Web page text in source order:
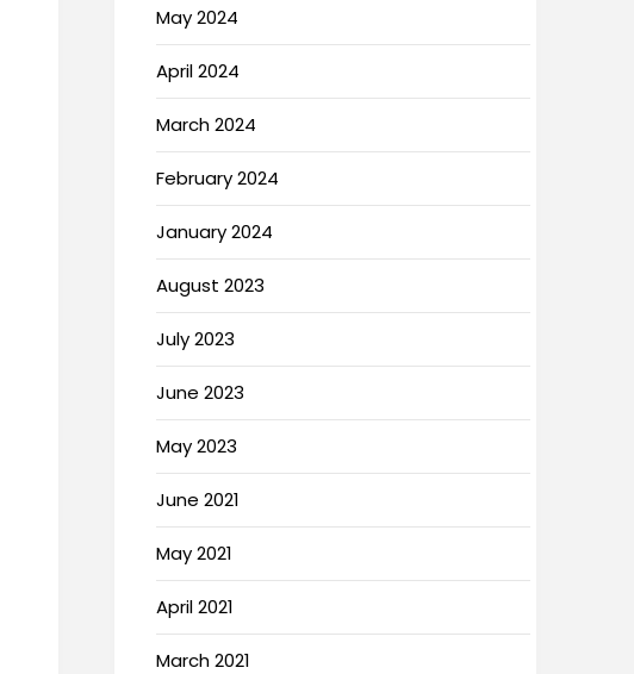
May 2024
April 2024
March 2024
February 2024
January 2024
August 2023
July 2023
June 2023
May 2023
June 2021
May 2021
April 2021
March 2021